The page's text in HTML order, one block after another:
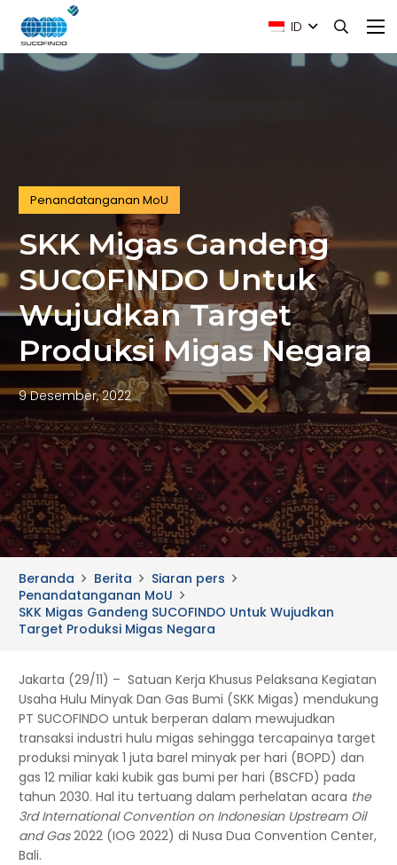
ID
Penandatanganan MoU
SKK Migas Gandeng
SUCOFINDO Untuk
Wujudkan Target
Produksi Migas Negara
9 Desember, 2022
Beranda Berita
Siaran pers
Penandatanganan MoU
SKK Migas Gandeng SUCOFINDO Untuk Wujudkan
Target Produksi Migas Negara
Jakarta (29/11) – Satuan Kerja Khusus Pelaksana Kegiatan
Usaha Hulu Minyak Dan Gas Bumi (SKK Migas) mendukung
PT SUCOFINDO untuk berperan dalam mewujudkan
transaksi industri hulu migas sehingga tercapainya target
produksi minyak 1 juta barel minyak per hari (BOPD) dan
gas 12 miliar kaki kubik gas bumi per hari (BSCFD) pada
tahun 2030. Hal itu tertuang dalam perhelatan acara the
3rd International Convention on Indonesian Upstream Oil
and Gas2022 (IOG 2022) di Nusa Dua Convention Center,
Bali.